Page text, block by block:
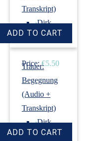
Transkript)
›Dirk
Revenstorf
Price: €5.50
Trauer:
Begegnung
(Audio +
Transkript)
›Dirk
Revenstorf